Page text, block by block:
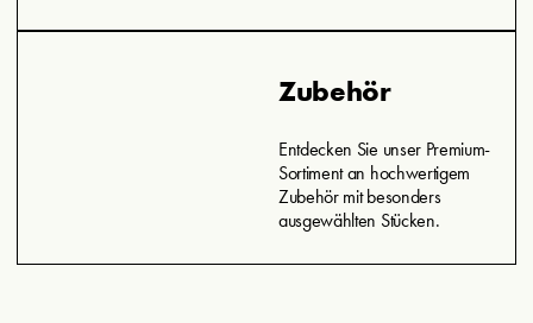
Zubehör
Entdecken Sie unser Premium-
Sortiment an hochwertigem
Zubehör mit besonders
ausgewählten Stücken.